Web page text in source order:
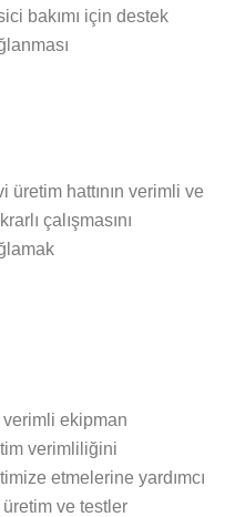
bakımı için destek
üretim hattının verimli ve
çalışmasını
ekipman
verimliliğini
etmelerine yardımcı
ve testler